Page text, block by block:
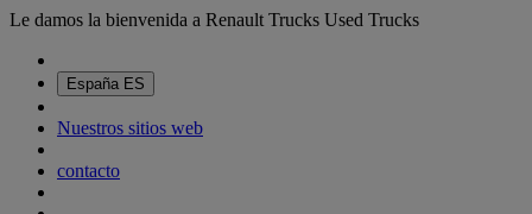
Le damos la bienvenida a Renault Trucks Used Trucks
España ES
Nuestros sitios web
contacto